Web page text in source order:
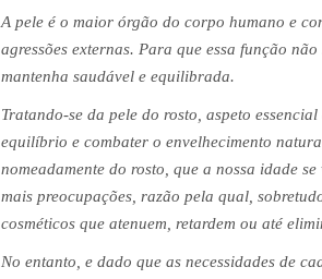
A pele é o maior órgão do corpo humano e
agressões externas. Para que essa função
mantenha saudável e equilibrada.
Tratando-se da pele do rosto, aspeto
equilíbrio e combater o envelhecimento
nomeadamente do rosto, que a nossa idade
mais preocupações, razão pela qual,
cosméticos que atenuem, retardem ou até
No entanto, e dado que as necessidades de